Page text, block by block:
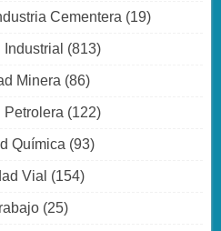
Cementera (19)
(813)
Minera (86)
Petrolera (122)
Química (93)
Vial (154)
(25)